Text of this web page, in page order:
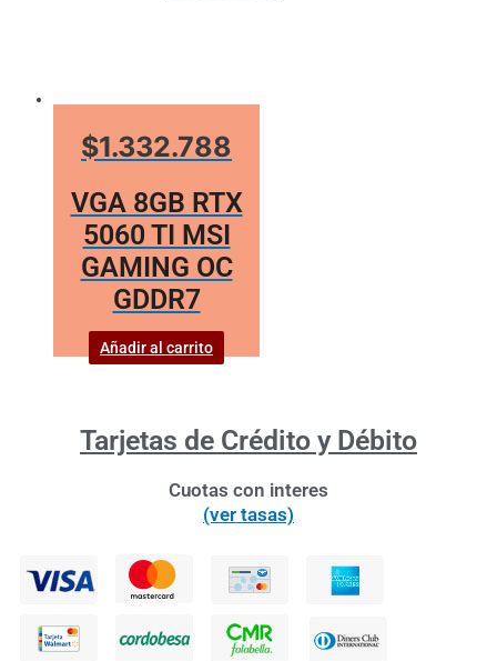
$1.332.788
VGA 8GB RTX
5060 TI MSI
GAMING OC
GDDR7
Añadir al carrito
Tarjetas de Crédito y Débito
Cuotas con interes
(ver tasas)